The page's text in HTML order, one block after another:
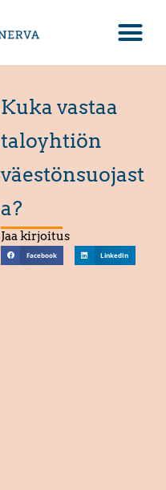
Kuka vastaa
taloyhtiön
väestönsuojast
a?
Jaa kirjoitus
Facebook LinkedIn